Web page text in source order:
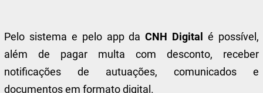
Pelo sistema e pelo app daCNH Digital
é possível,
além de pagar multa com desconto, receber
notificações de autuações, comunicados e
documentos em formato digital.